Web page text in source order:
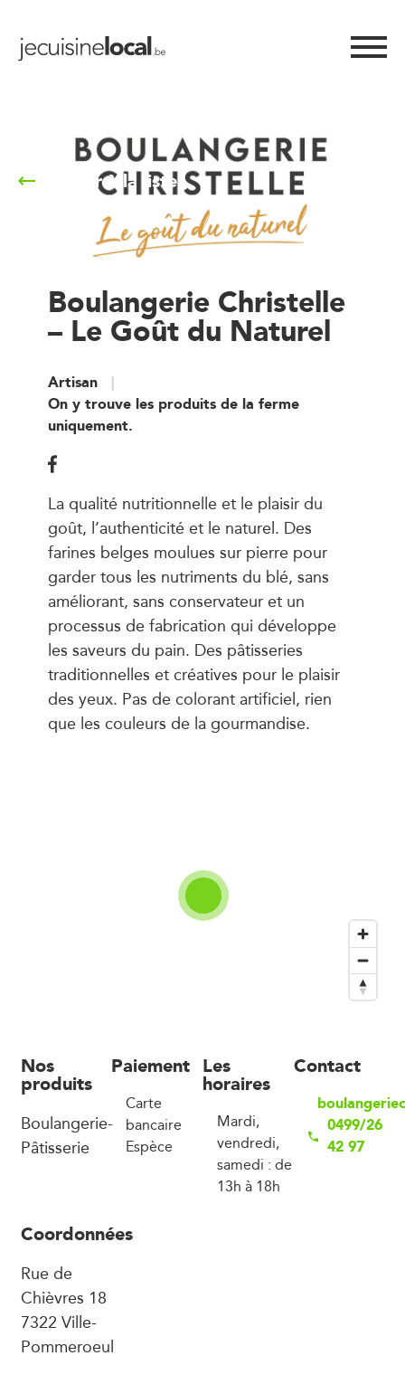
Retour à la liste
Boulangerie Christelle
– Le Goût du Naturel
Artisan
On y trouve les produits de la ferme
uniquement.
La qualité nutritionnelle et le plaisir du
goût, l’authenticité et le naturel. Des
farines belges moulues sur pierre pour
garder tous les nutriments du blé, sans
améliorant, sans conservateur et un
processus de fabrication qui développe
les saveurs du pain. Des pâtisseries
traditionnelles et créatives pour le plaisir
des yeux. Pas de colorant artificiel, rien
que les couleurs de la gourmandise.
Nos
produits
Boulangerie-
Pâtisserie
Paiement
Carte
bancaire
Espèce
Les
horaires
Mardi,
vendredi,
samedi : de
13h à 18h
Contact
0499/26
42 97
Coordonnées
Rue de
Chièvres 18
7322 Ville-
Pommeroeul